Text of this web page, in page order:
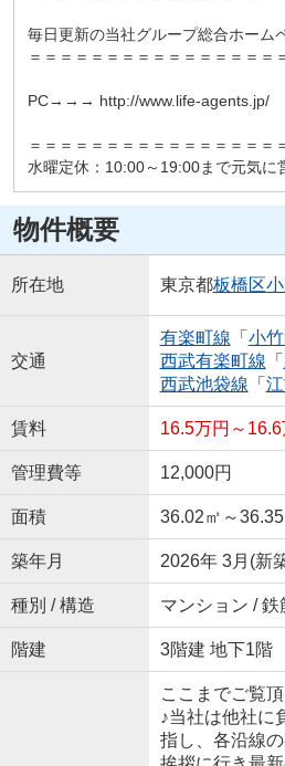
毎日更新の当社グループ総合ホーム
＝＝＝＝＝＝＝＝＝＝＝＝＝＝＝＝
PC→→→ http://www.life-agents.jp/
＝＝＝＝＝＝＝＝＝＝＝＝＝＝＝＝
水曜定休：10:00～19:00まで元気に
物件概要
所在地 東京都板橋区
交通
有楽町線 「 小
西武有楽町線 「
西武池袋線 「
賃料 16.5万円～16.6
管理費等 12,000円
面積 36.02㎡～
築年月 2026年 3月(新
種別 / 構造 マンション / 鉄
階建 3階建 地下1階
ここまでご覧
♪当社は他社に
指し、各沿線